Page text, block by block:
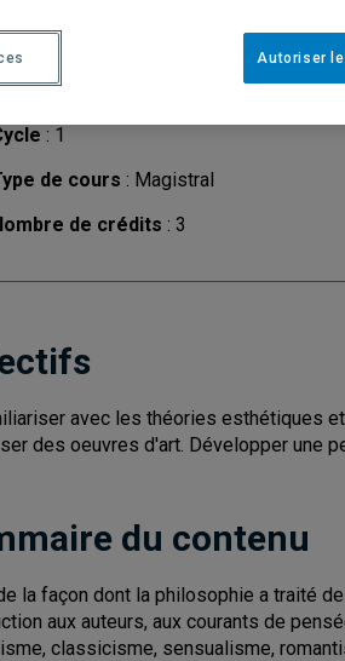
: 1
de cours : Magistral
de crédits : 3
avec les théories esthétiques
des oeuvres d'art. Développer une
du contenu
la façon dont la philosophie a traité
aux auteurs, aux courants de
classicisme, sensualisme,
Autoriser